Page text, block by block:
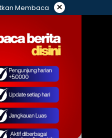
Membaca ×